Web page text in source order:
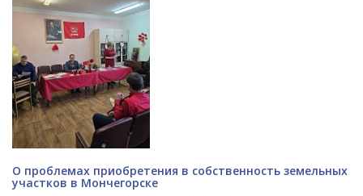
О проблемах приобретения в собственность земельных
участков в Мончегорске